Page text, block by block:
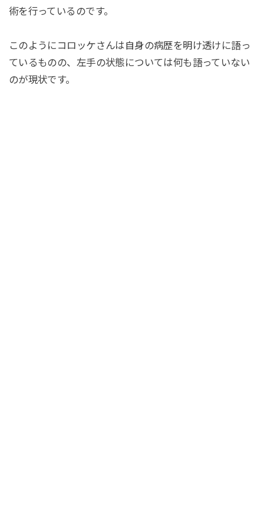
術を行っているのです。
このようにコロッケさんは自身の病歴を明け透けに語っ
ているものの、左手の状態については何も語っていない
のが現状です。